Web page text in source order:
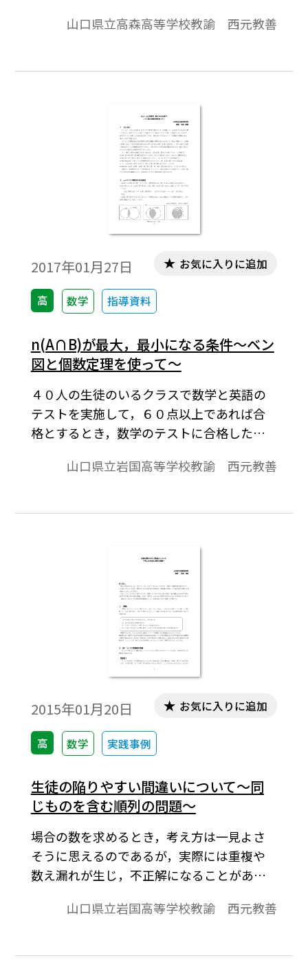
→https://ten.tokyo-
wurl=/detail/40776/
件を取り下げて，ＡからＢへ行く経路を考
認めれば，同じ経路を何回も通ることもあ
むことだけは禁じ，東･西･北の３方向
(→,←,↑)に進むことは認める，②西に進む
ことだけは禁じ，東･南･北の３方向(→，
↓,↑)に進むことは認めるというようにした
場合，それぞれ何通りあるかという問題が
考えられる。 本稿では，東西に進むこと
を認める，あるいは南北に進むことを認め
る（ただし，同時にそれらを認めることは
しない）とき，つまり逆行することを認め
た経路の数について考察する。※文中の数
式は，「Tosho数式エディタ」で作成されて
います。ワード文書で数式を正しく表示する
ためには，「Tosho数式エディタ」が導入さ
れていることが必要です。無償ダウンロード
はこちら→無償ダウンロードのご案内
山口県立高森高等学校教諭 西元教善
2017年01月27日
高 数学 指導資料
お気に入りに追加
n(A∩B)が最大，最小になる条件～ベン
図と個数定理を使って～
４０人の生徒のいるクラスで数学と英語の
テストを実施して，６０点以上であれば合
格とするとき，数学のテストに合格した生
が３０人であれば，両方のテストに合格し
かという「共通部分の個数の最大・最小」
２つの部分集合A，Bについて，n(A)，n(B)
が与えられたとき，ｎ(A∩B)のとり得る値の
範囲について，生徒にわかりやすい説明を
試みるものである。※文中の数式は，
「Tosho数式エディタ」で作成されていま
す。ワード文書で数式を正しく表示するため
には，「Tosho数式エディタ」が導入されて
いることが必要です。無償ダウンロードはこ
ちら→無償ダウンロードのご案内
山口県立岩国高等学校教諭 西元教善
2015年01月20日
高 数学 実践事例
お気に入りに追加
生徒の陥りやすい間違いについて～同
じものを含む順列の問題～
場合の数を求めるとき，考え方は一見よさ
そうに思えるのであるが，実際には重複や
数え漏れが生じ，不正解になることがあ
意識に区別をして実際の場合の数より多く
うに考えてはダメなのか，重複しているの
山口県立岩国高等学校教諭 西元教善